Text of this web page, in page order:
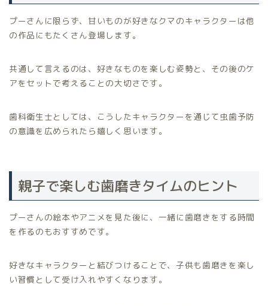
プーさんに限らず、甘いものが好きなクマのキャラクターは他
の作品にもたくさん登場します。
共通して言えるのは、好きなものを楽しむ姿勢と、その後のケ
アをセットで考えることの大切さです。
歯科衛生士としては、こうしたキャラクターを通じて虫歯予防
の意識を広められたら嬉しく思います。
親子で楽しむ歯磨きタイムのヒント
プーさんの絵本やアニメを見た後に、一緒に歯磨きをする時間
を作るのもおすすめです。
好きなキャラクターと結びつけることで、子供も歯磨きを楽し
い習慣として受け入れやすくなります。